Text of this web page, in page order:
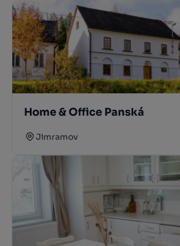
Home & Office Panská
Jimramov